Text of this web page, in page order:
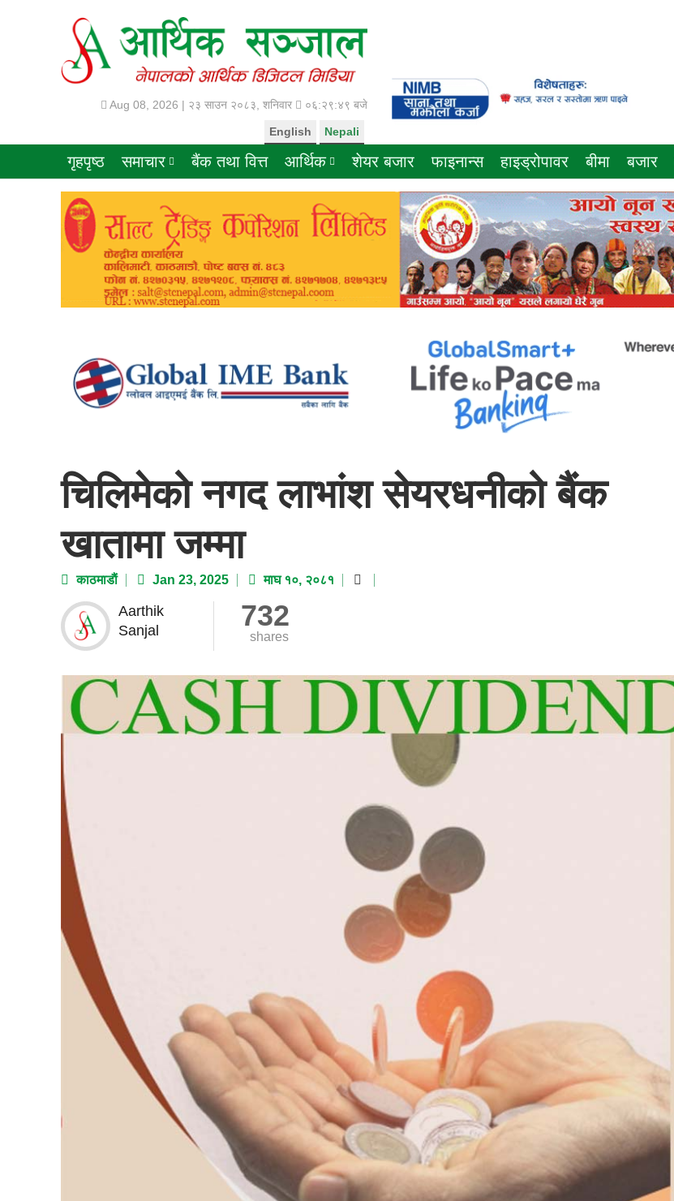
Aug 08, 2026 | २३ साउन २०८३, शनिवार ०६:२९:५० बजे
Nepali
English
गृहपृष्ठ समाचार बैंक तथा वित्त आर्थिक शेयर बजार फाइनान्स हाइड्रोपावर बीमा बजार
चिलिमेको नगद लाभांश सेयरधनीको बैंक
खातामा जम्मा
काठमाडाैं Jan 23, 2025 माघ १०, २०८१
Aarthik
Sanjal
732
shares